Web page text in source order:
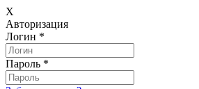
X
Авторизация
Логин *
Пароль *